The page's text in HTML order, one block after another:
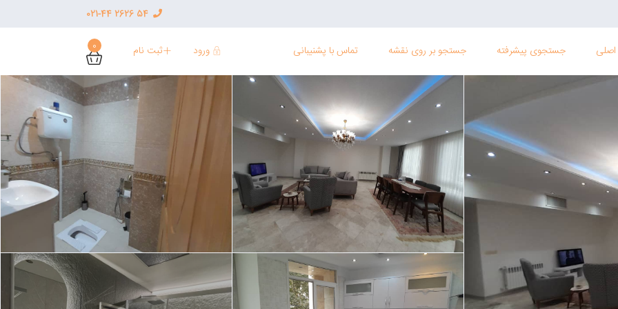
54 2626 021-44
0 ورود ثبت نام جستجوی پیشرفته جستجو بر روی نقشه تماس با پشنیبانی